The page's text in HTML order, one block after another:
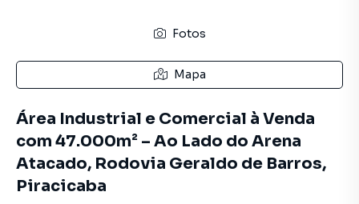
Fotos
Mapa
Área Industrial e Comercial à Venda
com 47.000m² – Ao Lado do Arena
Atacado, Rodovia Geraldo de Barros,
Piracicaba